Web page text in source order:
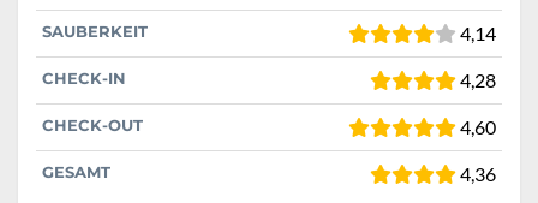
SAUBERKEIT 4,14
CHECK-IN 4,28
CHECK-OUT 4,60
GESAMT 4,36